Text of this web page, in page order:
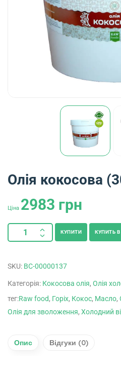
Олія кокосова
Ціна 2983 грн
КУПИТИ КУПИТЬ
SKU: ВС-00000137
Категорія: Кокосова олія, Олія
тег:Raw food, Горіх, Кокос, Масло,
Олія для зволоження, Холодний
Опис Відгуки (0)